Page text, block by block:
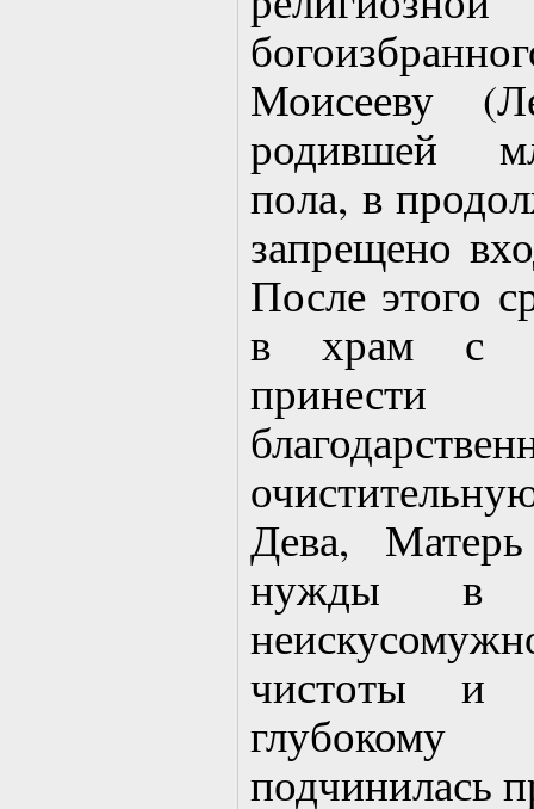
Моисееву
родившей
пола, в
запрещено
После этого
в храм с
Дева,
нужды в
чистоты и
подчинилась